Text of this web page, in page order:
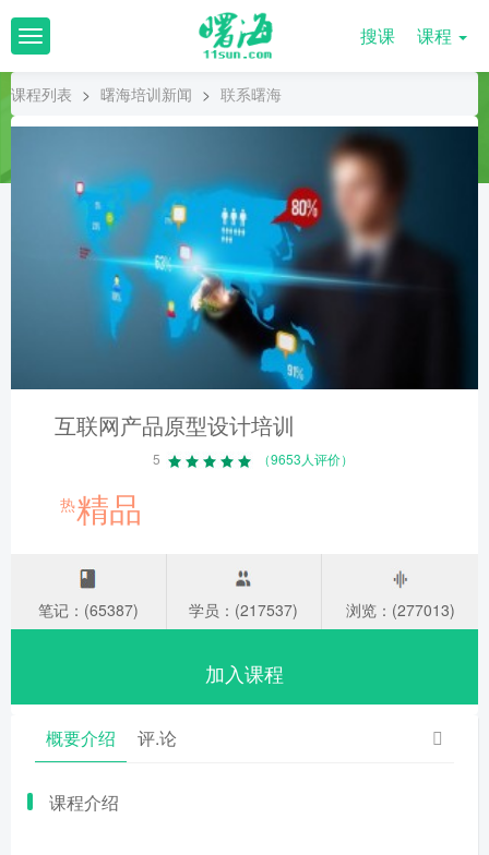
T
o
g
l
搜课 课程
课程列表 > 曙海培训新闻 > 联系曙海
互联网产品原型设计培训
5 （9653人评价）
热精品
笔记：(65387) 学员：(217537) 浏览：(277013)
加入课程
概要介绍 评.论
课程介绍